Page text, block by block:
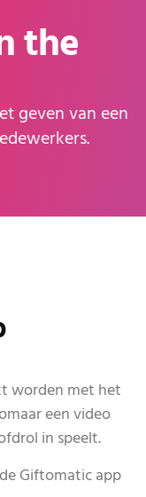
the
geven van een
worden met het
een video
in speelt.
Giftomatic app